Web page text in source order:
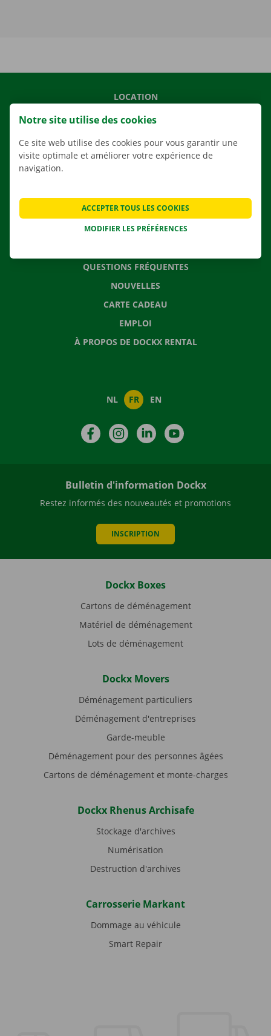
LOCATION
NOS VÉHICULES
AGENCES
QUESTIONS FRÉQUENTES
NOUVELLES
CARTE CADEAU
EMPLOI
À PROPOS DE DOCKX RENTAL
NL FR EN
FacebookInstagramLinkedIn
Bulletin d'information Dockx
Restez informés des nouveautés et promotions
INSCRIPTION
Dockx Boxes
Cartons de déménagement
Matériel de déménagement
Lots de déménagement
Dockx Movers
Déménagement particuliers
Déménagement d'entreprises
Garde-meuble
Déménagement pour des personnes âgées
Cartons de déménagement et monte-charges
Dockx Rhenus Archisafe
Stockage d'archives
Numérisation
Destruction d'archives
Carrosserie Markant
Dommage au véhicule
Smart Repair
Notre site utilise des cookies
Ce site web utilise des cookies pour vous garantir une
visite optimale et améliorer votre expérience de
navigation.
MODIFIER LES PRÉFÉRENCES
ACCEPTER TOUS LES COOKIES